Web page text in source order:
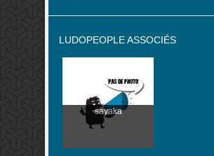
LUDOPEOPLE ASSOCIÉS
sayaka